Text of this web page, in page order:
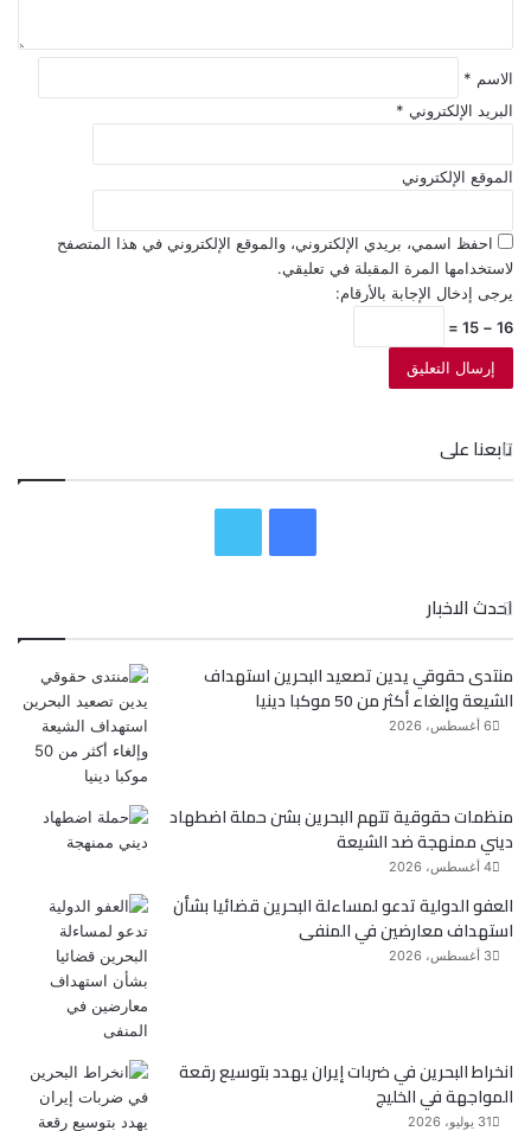
الاسم *
البريد الإلكتروني *
الموقع الإلكتروني
احفظ اسمي، بريدي الإلكتروني، والموقع الإلكتروني في هذا المتصفح
لاستخدامها المرة المقبلة في تعليقي.
يرجى إدخال الإجابة بالأرقام:
16 − 15 =
تابعنا على
ب
ت
احدث الاخبار
منتدى حقوقي يدين تصعيد البحرين استهداف
الشيعة وإلغاء أكثر من 50 موكبا دينيا
6 أغسطس، 2026
منظمات حقوقية تتهم البحرين بشن حملة اضطهاد
ديني ممنهجة ضد الشيعة
4 أغسطس، 2026
العفو الدولية تدعو لمساءلة البحرين قضائيا بشأن
استهداف معارضين في المنفى
3 أغسطس، 2026
انخراط البحرين في ضربات إيران يهدد بتوسيع رقعة
المواجهة في الخليج
31 يوليو، 2026